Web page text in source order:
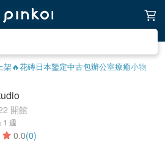
架🔥花磚日本鑒定中古包辦公室療癒小物
開館
1 週
0.0(0)